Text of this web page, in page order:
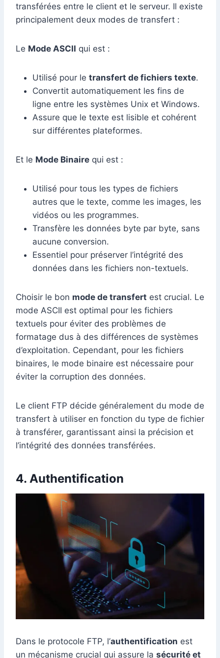
transférées entre le client et le serveur. Il existe
principalement deux modes de transfert :
Le Mode ASCII qui est :
Utilisé pour le transfert de fichiers texte.
Convertit automatiquement les fins de
ligne entre les systèmes Unix et Windows.
Assure que le texte est lisible et cohérent
sur différentes plateformes.
Et le Mode Binaire qui est :
Utilisé pour tous les types de fichiers
autres que le texte, comme les images, les
vidéos ou les programmes.
Transfère les données byte par byte, sans
aucune conversion.
Essentiel pour préserver l’intégrité des
données dans les fichiers non-textuels.
Choisir le bon mode de transfert est crucial. Le
mode ASCII est optimal pour les fichiers
textuels pour éviter des problèmes de
formatage dus à des différences de systèmes
d’exploitation. Cependant, pour les fichiers
binaires, le mode binaire est nécessaire pour
éviter la corruption des données.
Le client FTP décide généralement du mode de
transfert à utiliser en fonction du type de fichier
à transférer, garantissant ainsi la précision et
l’intégrité des données transférées.
4. Authentification
Dans le protocole FTP, l’authentification est
un mécanisme crucial qui assure la sécurité et